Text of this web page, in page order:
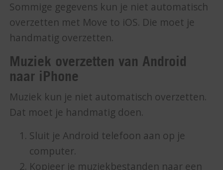
Sommige gegevens kun je niet automatisch
overzetten met Move to iOS. Die moet je
handmatig overzetten.
Muziek overzetten van Android
naar iPhone
Muziek kun je niet automatisch overzetten.
Dat moet je handmatig doen.
Sluit je Android telefoon aan op je
computer.
Kopieer je muziekbestanden naar een